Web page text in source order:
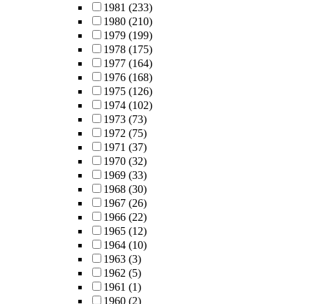
1981 (233)
1980 (210)
1979 (199)
1978 (175)
1977 (164)
1976 (168)
1975 (126)
1974 (102)
1973 (73)
1972 (75)
1971 (37)
1970 (32)
1969 (33)
1968 (30)
1967 (26)
1966 (22)
1965 (12)
1964 (10)
1963 (3)
1962 (5)
1961 (1)
1960 (2)